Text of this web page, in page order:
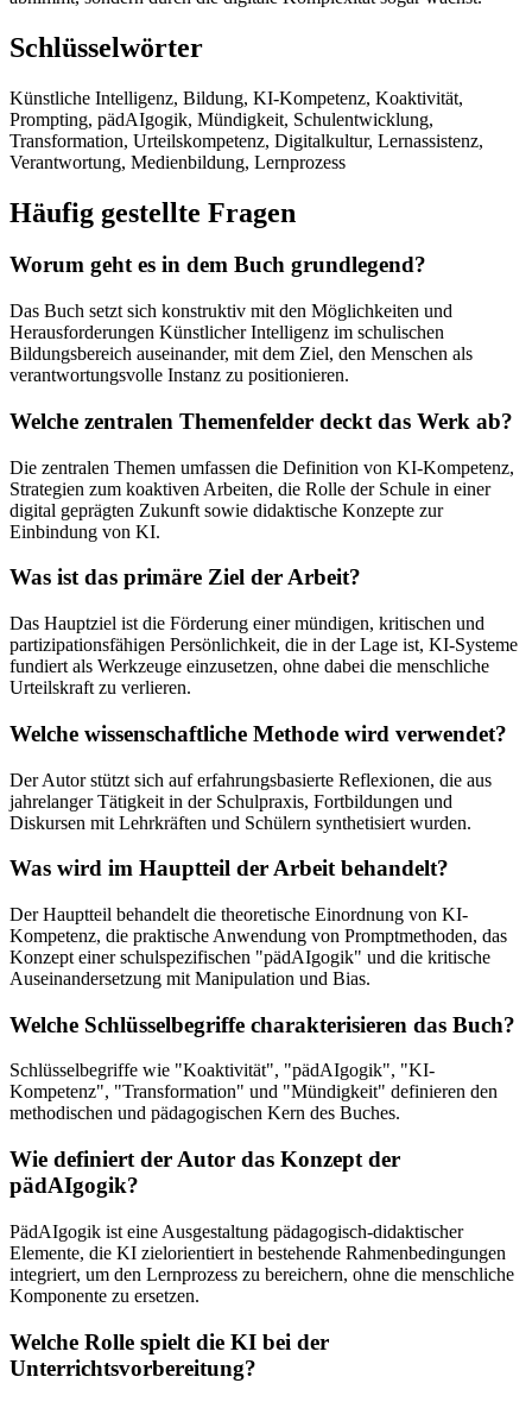
Schlüsselwörter
Künstliche Intelligenz, Bildung, KI-Kompetenz, Koaktivität,
Prompting, pädAIgogik, Mündigkeit, Schulentwicklung,
Transformation, Urteilskompetenz, Digitalkultur, Lernassistenz,
Verantwortung, Medienbildung, Lernprozess
Häufig gestellte Fragen
Worum geht es in dem Buch grundlegend?
Das Buch setzt sich konstruktiv mit den Möglichkeiten und
Herausforderungen Künstlicher Intelligenz im schulischen
Bildungsbereich auseinander, mit dem Ziel, den Menschen als
verantwortungsvolle Instanz zu positionieren.
Welche zentralen Themenfelder deckt das Werk ab?
Die zentralen Themen umfassen die Definition von KI-Kompetenz,
Strategien zum koaktiven Arbeiten, die Rolle der Schule in einer
digital geprägten Zukunft sowie didaktische Konzepte zur
Einbindung von KI.
Was ist das primäre Ziel der Arbeit?
Das Hauptziel ist die Förderung einer mündigen, kritischen und
partizipationsfähigen Persönlichkeit, die in der Lage ist, KI-Systeme
fundiert als Werkzeuge einzusetzen, ohne dabei die menschliche
Urteilskraft zu verlieren.
Welche wissenschaftliche Methode wird verwendet?
Der Autor stützt sich auf erfahrungsbasierte Reflexionen, die aus
jahrelanger Tätigkeit in der Schulpraxis, Fortbildungen und
Diskursen mit Lehrkräften und Schülern synthetisiert wurden.
Was wird im Hauptteil der Arbeit behandelt?
Der Hauptteil behandelt die theoretische Einordnung von KI-
Kompetenz, die praktische Anwendung von Promptmethoden, das
Konzept einer schulspezifischen "pädAIgogik" und die kritische
Auseinandersetzung mit Manipulation und Bias.
Welche Schlüsselbegriffe charakterisieren das Buch?
Schlüsselbegriffe wie "Koaktivität", "pädAIgogik", "KI-
Kompetenz", "Transformation" und "Mündigkeit" definieren den
methodischen und pädagogischen Kern des Buches.
Wie definiert der Autor das Konzept der
pädAIgogik?
PädAIgogik ist eine Ausgestaltung pädagogisch-didaktischer
Elemente, die KI zielorientiert in bestehende Rahmenbedingungen
integriert, um den Lernprozess zu bereichern, ohne die menschliche
Komponente zu ersetzen.
Welche Rolle spielt die KI bei der
Unterrichtsvorbereitung?